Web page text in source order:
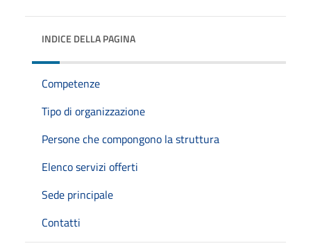
INDICE DELLA PAGINA
Competenze
Tipo di organizzazione
Persone che compongono la struttura
Elenco servizi offerti
Sede principale
Contatti